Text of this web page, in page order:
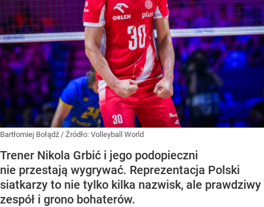
Bartłomiej Bołądź / Źródło: Volleyball World
Trener Nikola Grbić i jego podopieczni
nie przestają wygrywać. Reprezentacja Polski
siatkarzy to nie tylko kilka nazwisk, ale prawdziwy
zespół i grono bohaterów.